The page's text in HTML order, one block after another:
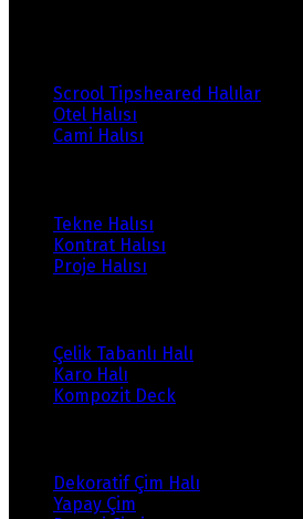
Scrool Tipsheared Halılar
Otel Halısı
Cami Halısı
Tekne Halısı
Kontrat Halısı
Proje Halısı
Çelik Tabanlı Halı
Karo Halı
Kompozit Deck
Dekoratif Çim Halı
Yapay Çim